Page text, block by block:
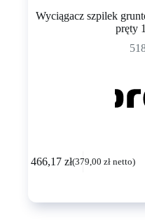
Wyciągacz szpilek
pręty
466,17zł(379,00zł netto)